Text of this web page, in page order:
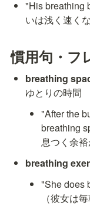
"His breathing
いは浅く速く
慣用句・フ
breathing
ゆとりの時間
"After the
breathing
息つく余裕
breathing
"She does
（彼女は